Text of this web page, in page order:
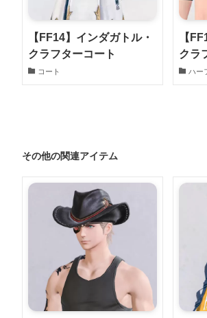
【FF14】インダガトル・
クラフターコート
コート
【
クラ
ハー
その他の関連アイテム